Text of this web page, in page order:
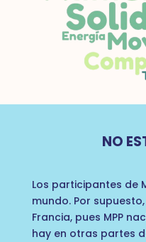
NO
Los participantes de
mundo. Por
Francia, pues MPP
hay en otras partes